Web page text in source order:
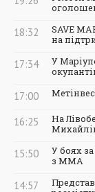
18:32
SAVE
на
17:34
У
17:00
16:25
На
15:50
У боях
з ММА
14:57